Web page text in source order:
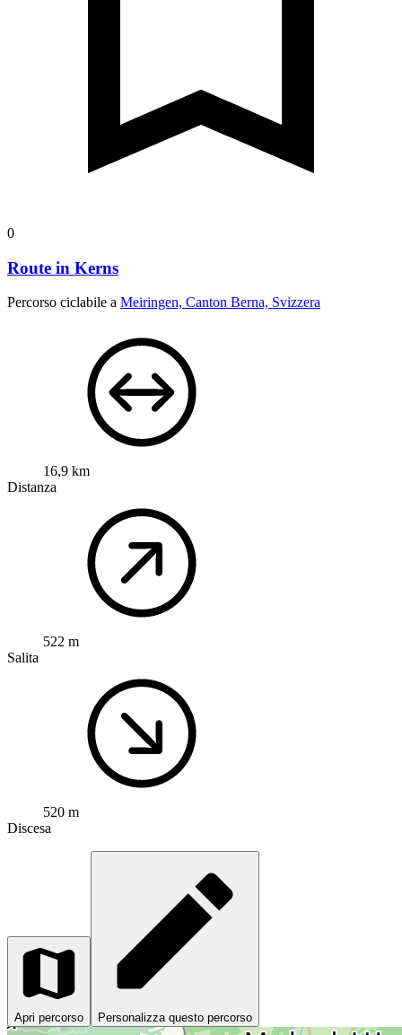
0
Route in Kerns
Percorso ciclabile a Meiringen, Canton Berna, Svizzera
16,9 km
Distanza
522 m
Salita
520 m
Discesa
Apri percorso Personalizza questo percorso